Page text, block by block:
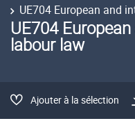
UE704 European and
UE704
labour law
Ajouter à la sélection